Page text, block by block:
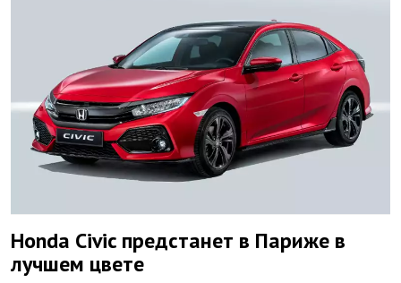
Honda Civic предстанет в Париже в
лучшем цвете